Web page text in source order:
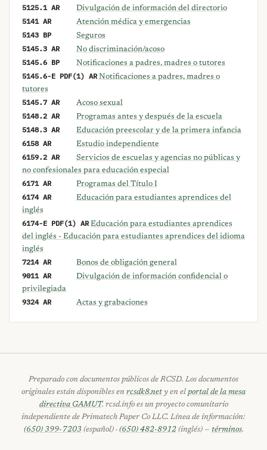
5125.1 AR Divulgación de información del directorio
5141 AR Atención médica y emergencias
5143 BP Seguros
5145.3 AR No discriminación/acoso
5145.6 BP Notificaciones a padres, madres o tutores
5145.6-E PDF(1) AR Notificaciones a padres, madres o
tutores
5145.7 AR Acoso sexual
5148.2 AR Programas antes y después de la escuela
5148.3 AR Educación preescolar y de la primera infancia
6158 AR Estudio independiente
6159.2 AR
Servicios de escuelas y agencias no públicas y
no confesionales para educación especial
6171 AR Programas del Título I
6174 AR
Educación para estudiantes aprendices del
inglés
6174-E PDF(1) AR Educación para estudiantes aprendices
del inglés - Educación para estudiantes aprendices del idioma
inglés
7214 AR Bonos de obligación general
9011 AR
Divulgación de información confidencial o
privilegiada
9324 AR Actas y grabaciones
Preparado con documentos públicos de RCSD. Los documentos
originales están disponibles en rcsdk8.net y en el portal de la mesa
directiva GAMUT. rcsd.info es un proyecto comunitario
independiente de Primatech Paper Co LLC. Línea de información:
(650) 399-7203 (español) · (650) 482-8912(inglés) — términos.